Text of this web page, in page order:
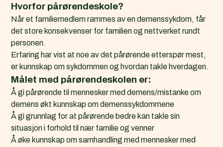
t
n
e
d
k
a
l
e
n
d
e
r
Hvorfor pårørendeskole?
Når et familiemedlem rammes av en demenssykdom, får
det store konsekvenser for familien og nettverket rundt
personen.
Erfaring har vist at noe av det pårørende etterspør mest,
er kunnskap om sykdommen og hvordan takle hverdagen.
Målet med pårørendeskolen er:
Å gi pårørende til mennesker med demens/mistanke om
demens økt kunnskap om demenssykdommene
Å gi grunnlag for at pårørende bedre kan takle sin
situasjon i forhold til nær familie og venner
Å øke kunnskap om samhandling med mennesker med